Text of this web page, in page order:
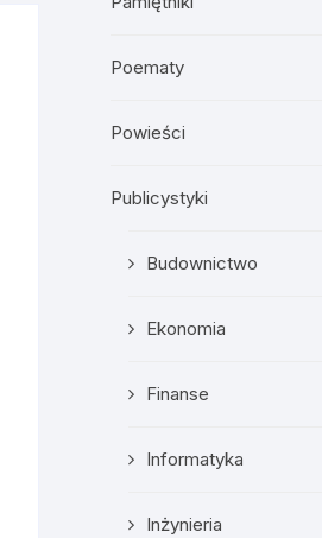
Poematy
Powieści
Publicystyki
Budownictwo
Ekonomia
Finanse
Informatyka
Inżynieria